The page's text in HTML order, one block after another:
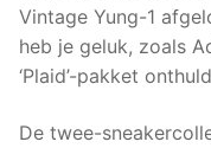
Vintage Yung-1
heb je geluk, zoals
‘Plaid’-pakket
De twee-